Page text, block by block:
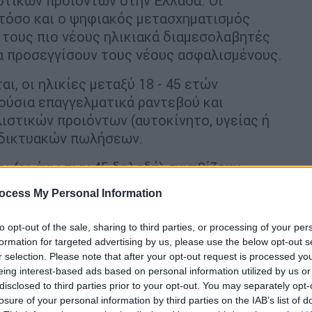
My Personal Information
opt-out of the sale, sharing to third parties, or processing of your
for targeted advertising by us, please use the below opt-out
selection. Please note that after your opt-out request is processed
interest-based ads based on personal information utilized by us
to third parties prior to your opt-out. You may separately
of your personal information by third parties on the IAB’s list of
και ο ψηφιακός μετασχηματισμός
πιο νέους ηλικιακά διαμεσολαβητές
προσεγγίσουν τους νέους ασφαλισμένους.
οι ηλικίες μεταξύ 18 - 45 ετών
επαγγελματικά ραντεβού και
προιόντων (αυτοκίνητο, υγείας ή
πωλήσεων.
(οι άνω των 45 δηλαδή) συνηθίζουν
σύστημα πωλήσεων ή -κυρίως οι
μέλη της οικογένειας ή σε
συμβόλαια.
ο κλάδος τηςδιαμεσολάβησηςστην
ότι και η κοινοτική οδηγία IDD
κλάδου και εποπτεία του από την
παράλληλα πρέπει να αναθεωρήσουν